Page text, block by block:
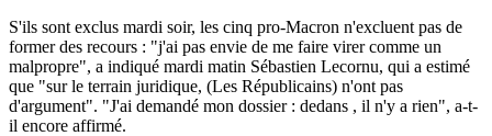
S'ils sont exclus mardi soir, les cinq pro-Macron n'excluent pas de
former des recours : "j'ai pas envie de me faire virer comme un
malpropre", a indiqué mardi matin Sébastien Lecornu, qui a estimé
que "sur le terrain juridique, (Les Républicains) n'ont pas
d'argument". "J'ai demandé mon dossier : dedans , il n'y a rien", a-t-
il encore affirmé.